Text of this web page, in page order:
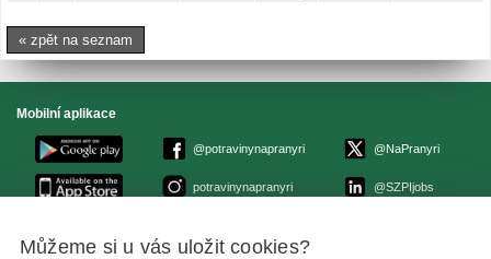
« zpět na seznam
Mobilní aplikace
@potravinynapranyri
potravinynapranyri
@NaPranyri
@SZPIjobs
© Státní zemědělská a potravinářská inspekce 2026
Můžeme si u vás uložit cookies?